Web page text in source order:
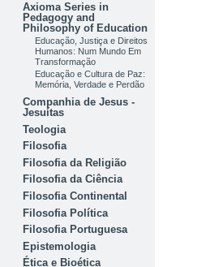
Axioma Series in
Pedagogy and
Philosophy of Education
Educação, Justiça e Direitos
Humanos: Num Mundo Em
Transformação
Educação e Cultura de Paz:
Memória, Verdade e Perdão
Companhia de Jesus -
Jesuítas
Teologia
Filosofia
Filosofia da Religião
Filosofia da Ciência
Filosofia Continental
Filosofia Política
Filosofia Portuguesa
Epistemologia
Ética e Bioética